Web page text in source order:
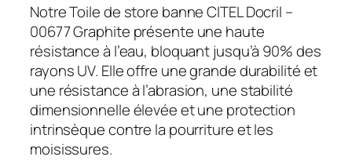
Notre Toile de store banne CITEL Docril –
00677 Graphite présente une haute
résistance à l’eau, bloquant jusqu’à 90% des
rayons UV. Elle offre une grande durabilité et
une résistance à l’abrasion, une stabilité
dimensionnelle élevée et une protection
intrinsèque contre la pourriture et les
moisissures.